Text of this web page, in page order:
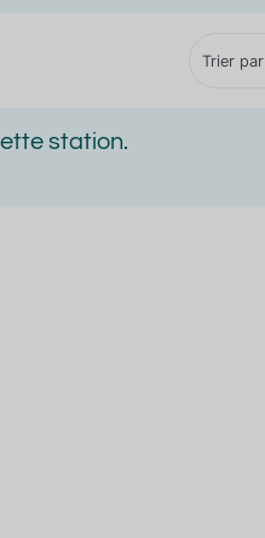
Trier par
station.